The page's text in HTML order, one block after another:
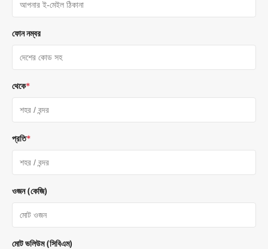
ফোন নম্বর
থেকে*
প্রতি*
ওজন (কেজি)
মোট ভলিউম (সিবিএম)